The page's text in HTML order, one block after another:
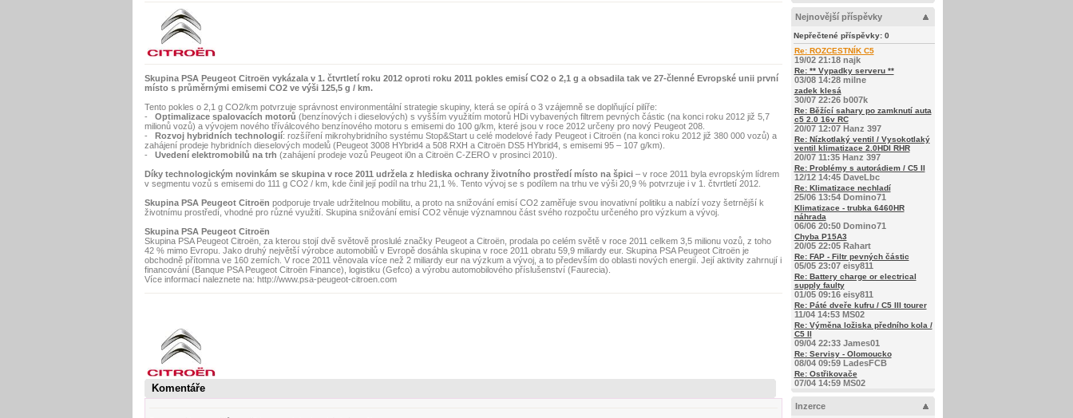
Skupina PSA Peugeot Citroën vykázala v 1. čtvrtletí roku 2012 oproti roku 2011 pokles emisí CO2 o 2,1 g a obsadila tak ve 27-členné Evropské unii první
místo s průměrnými emisemi CO2 ve výši 125,5 g / km.
Tento pokles o 2,1 g CO2/km potvrzuje správnost environmentální strategie skupiny, která se opírá o 3 vzájemně se doplňující pilíře:
- Optimalizace spalovacích motorů (benzínových i dieselových) s vyšším využitím motorů HDi vybavených filtrem pevných částic (na konci roku 2012 již 5,7
milionů vozů) a vývojem nového tříválcového benzínového motoru s emisemi do 100 g/km, které jsou v roce 2012 určeny pro nový Peugeot 208.
- Rozvoj hybridních technologií: rozšíření mikrohybridního systému Stop&Start u celé modelové řady Peugeot i Citroën (na konci roku 2012 již 380 000 vozů) a
zahájení prodeje hybridních dieselových modelů (Peugeot 3008 HYbrid4 a 508 RXH a Citroën DS5 HYbrid4, s emisemi 95 – 107 g/km).
- Uvedení elektromobilů na trh (zahájení prodeje vozů Peugeot i0n a Citroën C-ZERO v prosinci 2010).
Díky technologickým novinkám se skupina v roce 2011 udržela z hlediska ochrany životního prostředí místo na špici– v roce 2011 byla evropským lídrem
v segmentu vozů s emisemi do 111 g CO2 / km, kde činil její podíl na trhu 21,1 %. Tento vývoj se s podílem na trhu ve výši 20,9 % potvrzuje i v 1. čtvrtletí 2012.
Skupina PSA Peugeot Citroën podporuje trvale udržitelnou mobilitu, a proto na snižování emisí CO2 zaměřuje svou inovativní politiku a nabízí vozy šetrnější k
životnímu prostředí, vhodné pro různé využití. Skupina snižování emisí CO2 věnuje významnou část svého rozpočtu určeného pro výzkum a vývoj.
Skupina PSA Peugeot Citroën
Skupina PSA Peugeot Citroën, za kterou stojí dvě světově proslulé značky Peugeot a Citroën, prodala po celém světě v roce 2011 celkem 3,5 milionu vozů, z toho
42 % mimo Evropu. Jako druhý největší výrobce automobilů v Evropě dosáhla skupina v roce 2011 obratu 59,9 miliardy eur. Skupina PSA Peugeot Citroën je
obchodně přítomna ve 160 zemích. V roce 2011 věnovala více než 2 miliardy eur na výzkum a vývoj, a to především do oblasti nových energií. Její aktivity zahrnují i
financování (Banque PSA Peugeot Citroën Finance), logistiku (Gefco) a výrobu automobilového příslušenství (Faurecia).
Více informací naleznete na: http://www.psa-peugeot-citroen.com
Komentáře
Nejnovější příspěvky
Nepřečtené příspěvky: 0
Re: ROZCESTNÍK C5
19/02 21:18 najk
Re: ** Vypadky serveru **
03/08 14:28 milne
zadek klesá
30/07 22:26 b007k
Re: Běžící sahary po zamknutí auta
c5 2.0 16v RC
20/07 12:07 Hanz 397
Re: Nízkotlaký ventil / Vysokotlaký
ventil klimatizace 2.0HDI RHR
20/07 11:35 Hanz 397
Re: Problémy s autorádiem / C5 II
12/12 14:45 DaveLbc
Re: Klimatizace nechladí
25/06 13:54 Domino71
Klimatizace - trubka 6460HR
náhrada
06/06 20:50 Domino71
Chyba P15A3
20/05 22:05 Rahart
Re: FAP - Filtr pevných částic
05/05 23:07 eisy811
Re: Battery charge or electrical
supply faulty
01/05 09:16 eisy811
Re: Páté dveře kufru / C5 III tourer
11/04 14:53 MS02
Re: Výměna ložiska předního kola /
C5 II
09/04 22:33 James01
Re: Servisy - Olomoucko
08/04 09:59 LadesFCB
Re: Ostřikovače
07/04 14:59 MS02
Inzerce